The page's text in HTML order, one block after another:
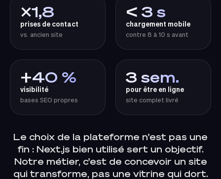
×1,8
prises de contact
vs. ancien site
< 3 s
chargement mobile
contre 8 à 10 s avant
+40 %
visibilité
bases SEO propres
3 sem.
pour être en ligne
site complet livré
Le choix de la plateforme n'est pas une
fin : Next.js bien utilisé sert un objectif.
Notre métier, c'est de concevoir un site
qui transforme, pas une vitrine qui dort.